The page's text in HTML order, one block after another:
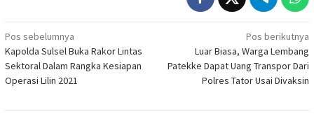
Navigasi
pos
Pos sebelumnya
Kapolda Sulsel Buka Rakor Lintas
Sektoral Dalam Rangka Kesiapan
Operasi Lilin 2021
Pos berikutnya
Luar Biasa, Warga Lembang
Patekke Dapat Uang Transpor Dari
Polres Tator Usai Divaksin